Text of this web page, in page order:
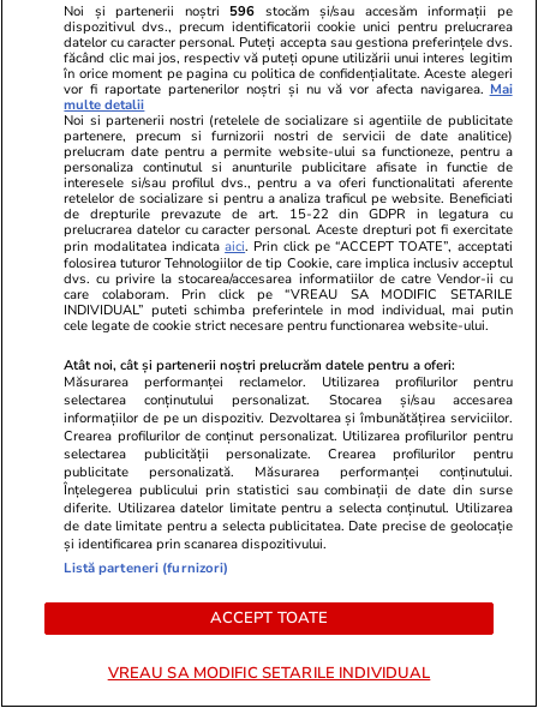
Sănătate și Fitness 18:56
A doua zi de grevă în Sănătate:
„Avem colegi care ne-au murit în
spital”. Mărturii cutremurătoare
de la Spitalul Bagdasar-Arseni
Lifestyle
Ce
cumpără o
favorita
Lifestyle 26 iul.
Aquaride 2026: când o poți
vedea cel mai bine
Lifestyle 27 iul.
Ce este scorțișoara Ceylon și
prin ce se diferențiază
Noi și partenerii noștri 596 stocăm și/sau accesăm informații pe
dispozitivul dvs., precum identificatorii cookie unici pentru prelucrarea
datelor cu caracter personal. Puteți accepta sau gestiona preferințele dvs.
făcând clic mai jos, respectiv vă puteți opune utilizării unui interes legitim
în orice moment pe pagina cu politica de confidențialitate. Aceste alegeri
vor fi raportate partenerilor noștri și nu vă vor afecta navigarea. Mai
multe detalii
Noi si partenerii nostri (retelele de socializare si agentiile de publicitate
partenere, precum si furnizorii nostri de servicii de date analitice)
prelucram date pentru a permite website-ului sa functioneze, pentru a
personaliza continutul si anunturile publicitare afisate in functie de
interesele si/sau profilul dvs., pentru a va oferi functionalitati aferente
retelelor de socializare si pentru a analiza traficul pe website. Beneficiati
de drepturile prevazute de art. 15-22 din GDPR in legatura cu
prelucrarea datelor cu caracter personal. Aceste drepturi pot fi exercitate
prin modalitatea indicataaici. Prin click pe “ACCEPT TOATE”, acceptati
folosirea tuturor Tehnologiilor de tip Cookie, care implica inclusiv acceptul
dvs. cu privire la stocarea/accesarea informatiilor de catre Vendor-ii cu
care colaboram. Prin click pe “VREAU SA MODIFIC SETARILE
INDIVIDUAL” puteti schimba preferintele in mod individual, mai putin
cele legate de cookie strict necesare pentru functionarea website-ului.
Atât noi, cât și partenerii noștri prelucrăm datele pentru a oferi:
Măsurarea performanței reclamelor. Utilizarea profilurilor pentru
selectarea conținutului personalizat. Stocarea și/sau accesarea
informațiilor de pe un dispozitiv. Dezvoltarea și îmbunătățirea serviciilor.
Crearea profilurilor de conținut personalizat. Utilizarea profilurilor pentru
selectarea publicității personalizate. Crearea profilurilor pentru
publicitate personalizată. Măsurarea performanței conținutului.
Înțelegerea publicului prin statistici sau combinații de date din surse
diferite. Utilizarea datelor limitate pentru a selecta conținutul. Utilizarea
de date limitate pentru a selecta publicitatea. Date precise de geolocație
și identificarea prin scanarea dispozitivului.
Listă parteneri (furnizori)
ACCEPT TOATE
VREAU SA MODIFIC SETARILE INDIVIDUAL